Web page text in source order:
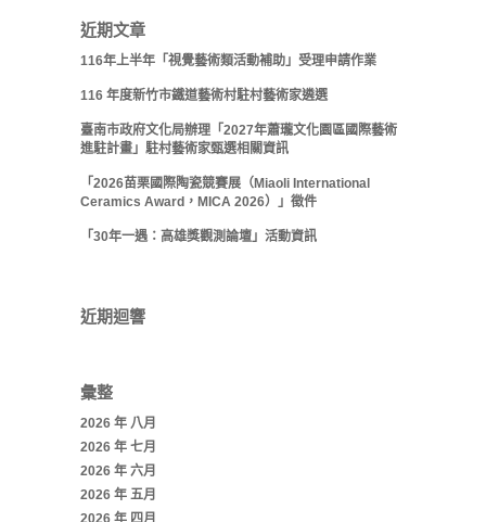
近期文章
116年上半年「視覺藝術類活動補助」受理申請作業
116 年度新竹市鐵道藝術村駐村藝術家遴選
臺南市政府文化局辦理「2027年蕭瓏文化園區國際藝術
進駐計畫」駐村藝術家甄選相關資訊
「2026苗栗國際陶瓷競賽展（Miaoli International
Ceramics Award，MICA 2026）」徵件
「30年一遇：高雄獎觀測論壇」活動資訊
近期迴響
彙整
2026 年 八月
2026 年 七月
2026 年 六月
2026 年 五月
2026 年 四月